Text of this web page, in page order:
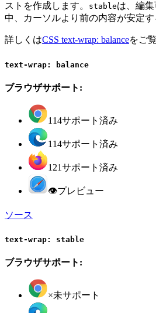
ストを作成します。
stableは、編
中、カーソルより前の内容が安定す
詳しくはCSS text-wrap: balanceをご
text-wrap: balance
ブラウザサポート:
114サポート済み
114サポート済み
121サポート済み
👁プレビュー
ソース
text-wrap: stable
ブラウザサポート:
×未サポート